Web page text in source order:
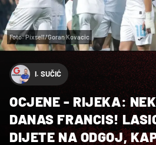
Foto: Pixsell/Goran Kovacic
I. SUČIĆ
OCJENE - RIJEKA:
DANAS FRANCIS!
DIJETE NA ODGOJ,